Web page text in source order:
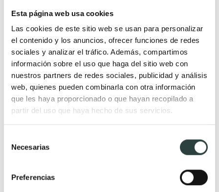
Esta página web usa cookies
Las cookies de este sitio web se usan para personalizar
el contenido y los anuncios, ofrecer funciones de redes
sociales y analizar el tráfico. Además, compartimos
información sobre el uso que haga del sitio web con
nuestros partners de redes sociales, publicidad y análisis
web, quienes pueden combinarla con otra información
que les haya proporcionado o que hayan recopilado a
partir del uso que haya hecho de sus servicios.
Necesarias
Preferencias
Muebles de baño Modernos
Muebles de baño rústicos y
natural
Muebles de baño vintage y
neoclásicos
Mueble de baño de madera
Muebles de baño Salgar
Muebles de baño fondo
Muebles de baño
Muebles de baño
Lavabos sobre encimera
Lavabos baratos
Lavabos pequeños
Lavabos a medida
Lavabos pedestal
Lavabos encastrados